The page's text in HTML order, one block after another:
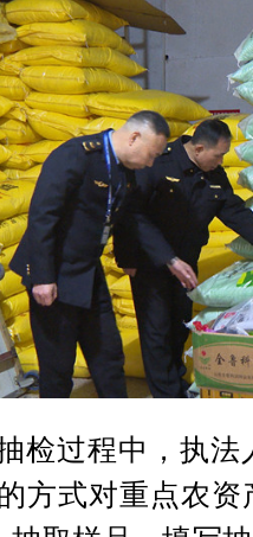
检过程中，执法
方式对重点农